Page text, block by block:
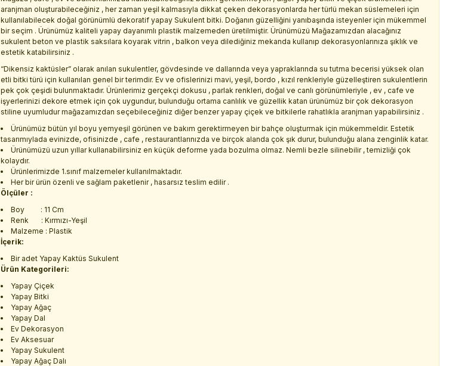
aranjman oluşturabileceğiniz , her zaman yeşil kalmasıyla dikkat çeken dekorasyonlarda her türlü mekan süslemeleri için
kullanılabilecek doğal görünümlü dekoratif yapay Sukulent bitki. Doğanın güzelliğini yanıbaşında isteyenler için mükemmel
bir seçim . Ürünümüz kaliteli yapay dayanımlı plastik malzemeden üretilmiştir. Ürünümüzü Mağazamızdan alacağınız
sukulent beton ve plastik saksılara koyarak vitrin , balkon veya dilediğiniz mekanda kullanıp dekorasyonlarınıza şıklık ve
estetik katabilirsiniz .
“Dikensiz kaktüsler” olarak anılan sukulentler, gövdesinde ve dallarında veya yapraklarında su tutma becerisi yüksek olan
etli bitki türü için kullanılan genel bir terimdir. Ev ve ofislerinizi mavi, yeşil, bordo , kızıl renkleriyle güzelleştiren sukulentlerin
pek çok çeşidi bulunmaktadır. Ürünlerimiz gerçekçi dokusu , parlak renkleri, doğal ve canlı görünümleriyle , ev , cafe ve
işyerlerinizi dekore etmek için çok uygundur, bulunduğu ortama canlılık ve güzellik katan ürünümüz bir çok dekorasyon
stiline uyumludur mağazamızdan seçebileceğiniz diğer benzer yapay çiçek ve bitkilerle rahatlıkla aranjman yapabilirsiniz .
Ürünümüz bütün yıl boyu yemyeşil görünen ve bakım gerektirmeyen bir bahçe oluşturmak için mükemmeldir. Estetik
tasarımıylada evinizde, ofisinizde , cafe , restaurantlarınızda ve birçok alanda çok şık durur, bulunduğu alana zenginlik katar.
Ürünümüzü uzun yıllar kullanabilirsiniz en küçük deforme yada bozulma olmaz. Nemli bezle silinebilir , temizliği çok
kolaydır.
Ürünlerimizde 1.sınıf malzemeler kullanılmaktadır.
Her bir ürün özenli ve sağlam paketlenir , hasarsız teslim edilir .
Ölçüler :
Boy : 11 Cm
Renk : Kırmızı-Yeşil
Malzeme : Plastik
İçerik:
Bir adet Yapay Kaktüs Sukulent
Ürün Kategorileri:
Yapay Çiçek
Yapay Bitki
Yapay Ağaç
Yapay Dal
Ev Dekorasyon
Ev Aksesuar
Yapay Sukulent
Yapay Ağaç Dalı